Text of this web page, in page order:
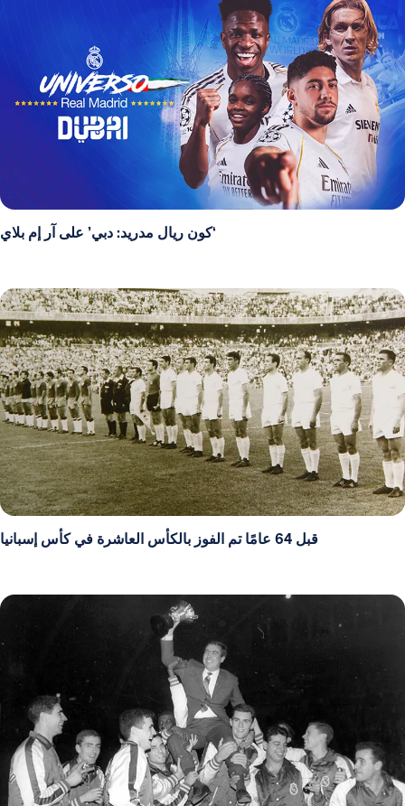
‘كون ريال مدريد: دبي’ على آر إم بلاي
قبل 64 عامًا تم الفوز بالكأس العاشرة في كأس إسبانيا